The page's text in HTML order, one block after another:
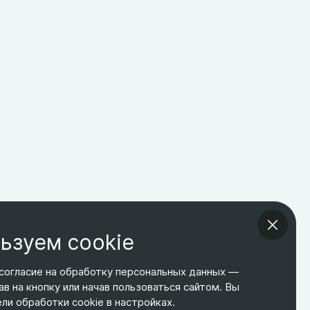
ТЕЛЕФОН
+7 495 266-65-67
ЭЛ. ПОЧТА
shop@relines.ru
АДРЕС
Москва, Гаражная 8
cookie
на обработку персональных данных —
на кнопку или начав пользоваться сайтом. Вы
обработки cookie в настройках.